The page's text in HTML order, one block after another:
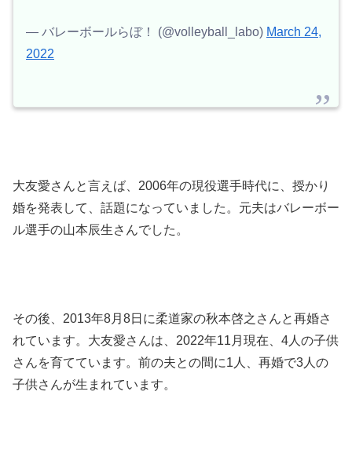
— バレーボールらぼ！ (@volleyball_labo) March 24,
2022
大友愛さんと言えば、2006年の現役選手時代に、授かり
婚を発表して、話題になっていました。元夫はバレーボー
ル選手の山本辰生さんでした。
その後、2013年8月8日に柔道家の秋本啓之さんと再婚さ
れています。大友愛さんは、2022年11月現在、4人の子供
さんを育てています。前の夫との間に1人、再婚で3人の
子供さんが生まれています。